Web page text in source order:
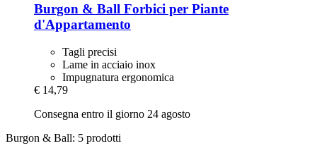
Burgon & Ball Forbici per Piante
d'Appartamento
Tagli precisi
Lame in acciaio inox
Impugnatura ergonomica
€ 14,79
Consegna entro il giorno 24 agosto
Burgon & Ball: 5 prodotti